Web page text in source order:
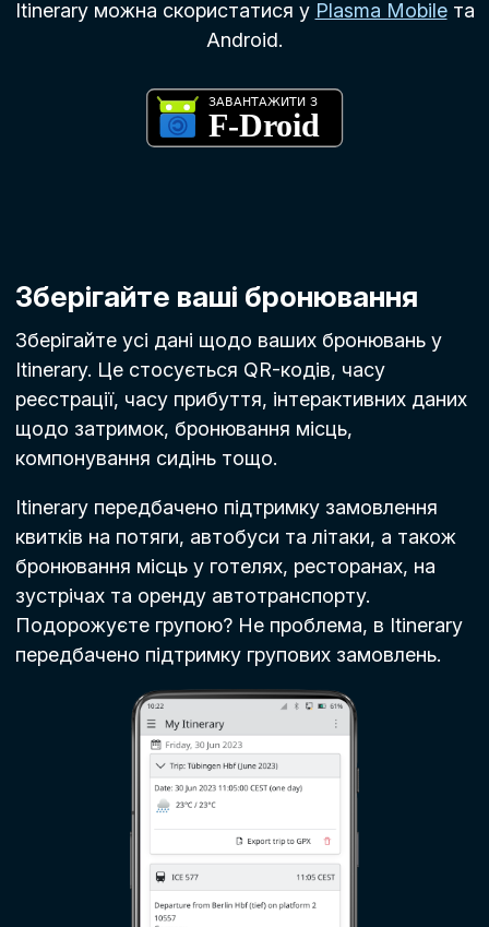
Itinerary можна скористатися у Plasma Mobileта
Android.
Зберігайте ваші бронювання
Зберігайте усі дані щодо ваших бронювань у
Itinerary. Це стосується QR-кодів, часу
реєстрації, часу прибуття, інтерактивних даних
щодо затримок, бронювання місць,
компонування сидінь тощо.
Itinerary передбачено підтримку замовлення
квитків на потяги, автобуси та літаки, а також
бронювання місць у готелях, ресторанах, на
зустрічах та оренду автотранспорту.
Подорожуєте групою? Не проблема, в Itinerary
передбачено підтримку групових замовлень.